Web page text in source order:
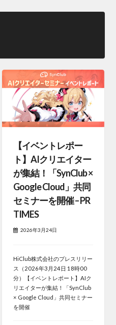
【イベントレポー
ト】AIクリエイター
が集結！「SynClub ×
Google Cloud」共同
セミナーを開催 – PR
TIMES
2026年3月24日
HiClub株式会社のプレスリリー
ス（2026年3月24日 18時00
分）【イベントレポート】AIク
リエイターが集結！「SynClub
× Google Cloud」共同セミナー
を開催